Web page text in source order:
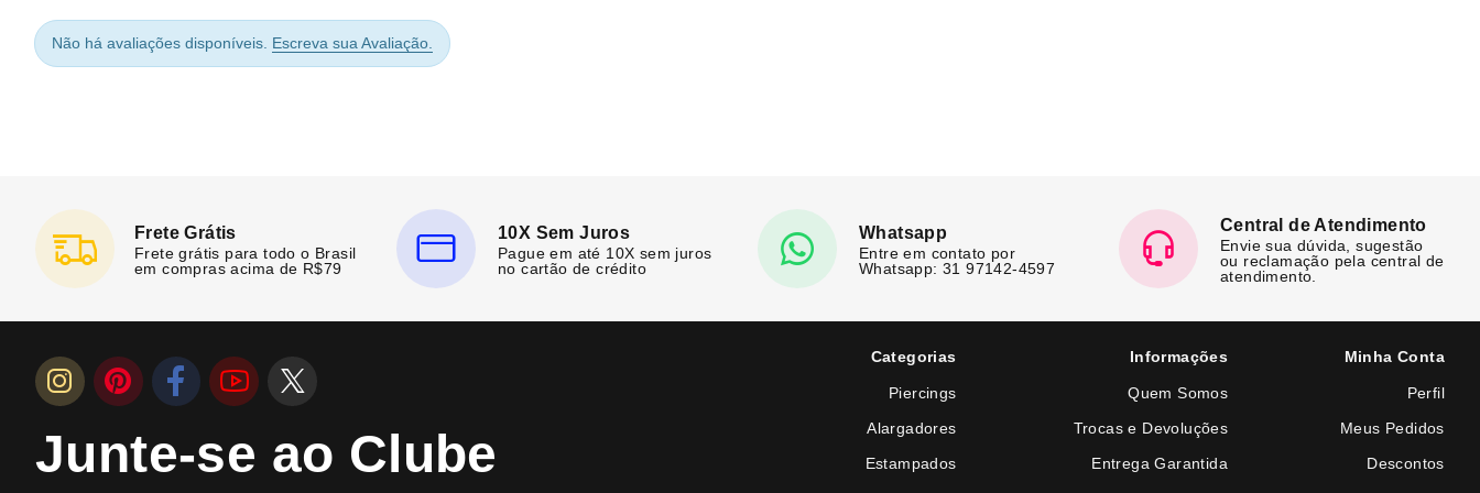
Não há avaliações disponíveis. Escreva sua Avaliação.
Frete Grátis
Frete grátis para todo o Brasil
em compras acima de R$79
10X Sem Juros
Pague em até 10X sem juros
no cartão de crédito
Whatsapp
Entre em contato por
Whatsapp: 31 97142-4597
Central de Atendimento
Envie sua dúvida, sugestão
ou reclamação pela central de
atendimento.
Junte-se ao Clube
Categorias
Piercings
Alargadores
Estampados
Informações
Quem Somos
Trocas e Devoluções
Entrega Garantida
Minha Conta
Perfil
Meus Pedidos
Descontos